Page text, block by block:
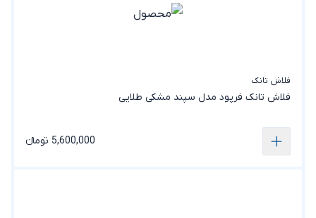
فلاش تانک
فلاش تانک فرپود مدل سپند‌ مشکی‌ طلایی
5,600,000 تومانء